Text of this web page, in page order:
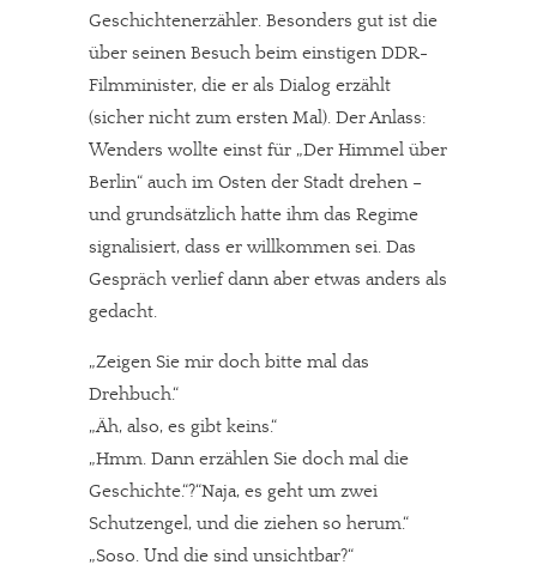
Geschichtenerzähler. Besonders gut ist die
über seinen Besuch beim einstigen DDR-
Filmminister, die er als Dialog erzählt
(sicher nicht zum ersten Mal). Der Anlass:
Wenders wollte einst für „Der Himmel über
Berlin“ auch im Osten der Stadt drehen –
und grundsätzlich hatte ihm das Regime
signalisiert, dass er willkommen sei. Das
Gespräch verlief dann aber etwas anders als
gedacht.
„Zeigen Sie mir doch bitte mal das
Drehbuch.“
„Äh, also, es gibt keins.“
„Hmm. Dann erzählen Sie doch mal die
Geschichte.“?“Naja, es geht um zwei
Schutzengel, und die ziehen so herum.“
„Soso. Und die sind unsichtbar?“